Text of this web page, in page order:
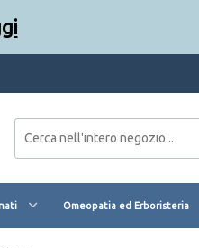
Omeopatia ed Erboristeria